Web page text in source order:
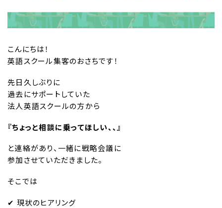
こんにちは！
英語スクール集客のおさちです！
先日久しぶりに
過去にサポートしていた
法人英語スクールの方から
『ちょっと相談に乗ってほしい、、』
と連絡があり、一緒に戦略会議に
参加させていただきました。
そこでは
✔︎ 現状のヒアリング